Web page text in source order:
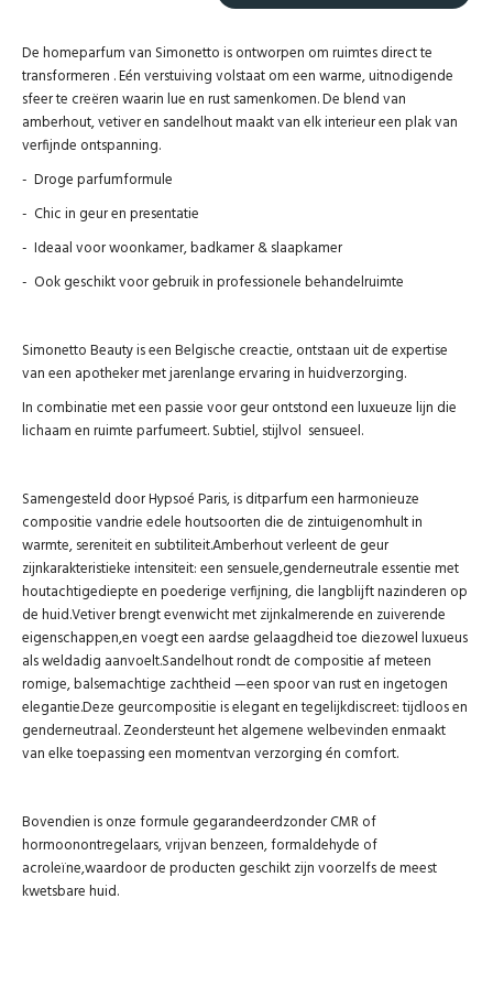
De homeparfum van Simonetto is ontworpen om ruimtes direct te
transformeren . Eén verstuiving volstaat om een warme, uitnodigende
sfeer te creëren waarin lue en rust samenkomen. De blend van
amberhout, vetiver en sandelhout maakt van elk interieur een plak van
verfijnde ontspanning.
- Droge parfumformule
- Chic in geur en presentatie
- Ideaal voor woonkamer, badkamer & slaapkamer
- Ook geschikt voor gebruik in professionele behandelruimte
Simonetto Beauty is een Belgische creactie, ontstaan uit de expertise
van een apotheker met jarenlange ervaring in huidverzorging.
In combinatie met een passie voor geur ontstond een luxueuze lijn die
lichaam en ruimte parfumeert. Subtiel, stijlvol sensueel.
Samengesteld door Hypsoé Paris, is ditparfum een harmonieuze
compositie vandrie edele houtsoorten die de zintuigenomhult in
warmte, sereniteit en subtiliteit.Amberhout verleent de geur
zijnkarakteristieke intensiteit: een sensuele,genderneutrale essentie met
houtachtigediepte en poederige verfijning, die langblijft nazinderen op
de huid.Vetiver brengt evenwicht met zijnkalmerende en zuiverende
eigenschappen,en voegt een aardse gelaagdheid toe diezowel luxueus
als weldadig aanvoelt.Sandelhout rondt de compositie af meteen
romige, balsemachtige zachtheid —een spoor van rust en ingetogen
elegantie.Deze geurcompositie is elegant en tegelijkdiscreet: tijdloos en
genderneutraal. Zeondersteunt het algemene welbevinden enmaakt
van elke toepassing een momentvan verzorging én comfort.
Bovendien is onze formule gegarandeerdzonder CMR of
hormoonontregelaars, vrijvan benzeen, formaldehyde of
acroleïne,waardoor de producten geschikt zijn voorzelfs de meest
kwetsbare huid.